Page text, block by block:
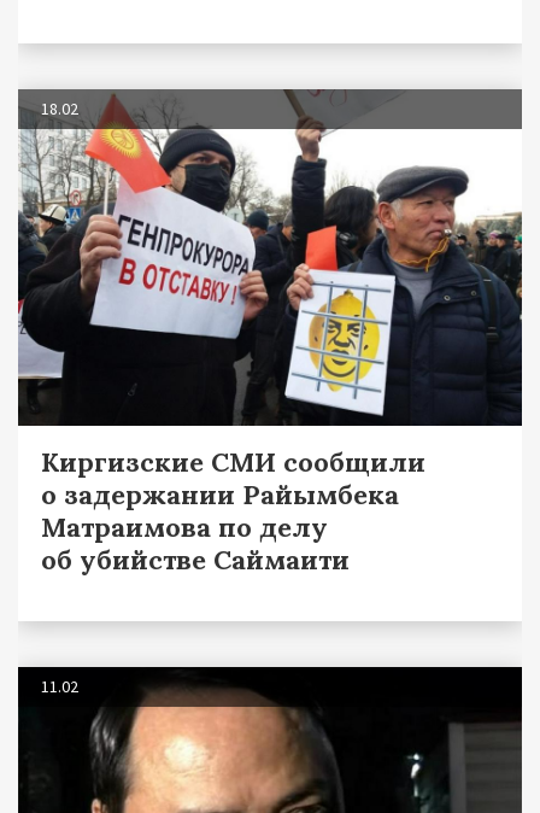
18.02
Киргизские СМИ сообщили
о задержании Райымбека
Матраимова по делу
об убийстве Саймаити
11.02